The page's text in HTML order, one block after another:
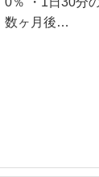
数ヶ月後…